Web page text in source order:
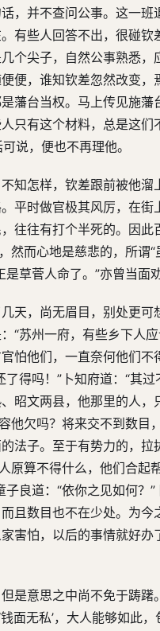
，并不查问公事。这一
些人回答不出，很碰钦
个尖子，自然公事熟悉
便，谁知钦差忽然改变
藩台当权。马上传见施
只有这个材料，总是这们
说，便也不再理他。
知怎样，钦差跟前被他
平时做官极其风厉，在
往往有打个半死的。因
而心地是慈悲的，所谓
草菅人命了。”亦曾当面
天，尚无眉目，别处更
“苏州一府，有些乡下人
怕他们，一直奈何他们
得吗！”卜知府道：“其
昭文两县，他那里的人
他欠吗？将来交不到数目
法子。至于有势力的，
原算不得什么，他们合起
良道：“依你之见如何？
且数目也不在少处。为
害怕，以后的事情就好
意思之中尚不免于踌躇
面无私’，大人能够如此